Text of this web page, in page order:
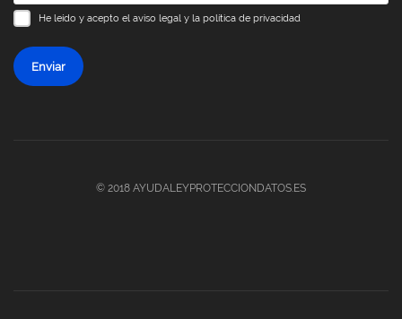
He leído y acepto el aviso legal y la política de privacidad
Enviar
© 2018 AYUDALEYPROTECCIONDATOS.ES